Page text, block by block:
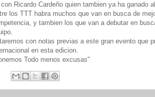
Ricardo Cardeño quien tambien ya ha ganado
los TTT habra muchos que van en busca de
y tambien los que van a debutar en
con notas previas a este gran evento que
en esta edicion.
Todo menos excusas"